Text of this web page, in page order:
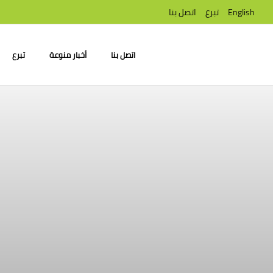
اتصل بنا تبرع English
تبرع أخبار منوعة اتصل بنا